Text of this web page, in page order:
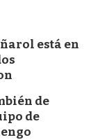
está en
de
de